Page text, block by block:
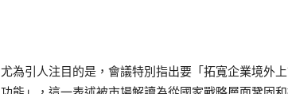
尤為引人注目的是，會議特別指出要「拓寬企業境外